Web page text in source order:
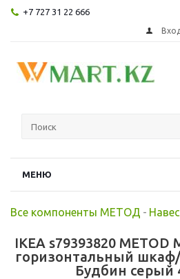
+7 727 31 22 666
МЕНЮ
Все компоненты МЕТОД -
IKEA s79393820
горизонтальный
Будбин серый